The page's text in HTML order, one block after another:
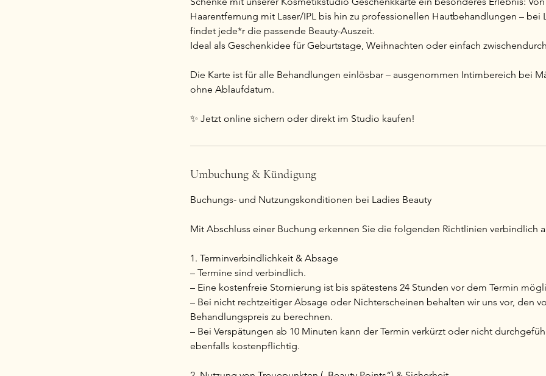
Haarentfernung mit Laser/IPL bis hin zu professionellen Hautbehandlungen – bei
findet jede*r die passende Beauty-Auszeit.
Ideal als Geschenkidee für Geburtstage, Weihnachten oder einfach
Die Karte ist für alle Behandlungen einlösbar – ausgenommen Intimbereich bei
ohne Ablaufdatum.
✨ Jetzt online sichern oder direkt im Studio kaufen!
Umbuchung & Kündigung
Buchungs- und Nutzungskonditionen bei Ladies Beauty
Mit Abschluss einer Buchung erkennen Sie die folgenden Richtlinien verbindlich
1. Terminverbindlichkeit & Absage
– Termine sind verbindlich.
– Eine kostenfreie Stornierung ist bis spätestens 24 Stunden vor dem Termin
– Bei nicht rechtzeitiger Absage oder Nichterscheinen behalten wir uns vor, den
Behandlungspreis zu berechnen.
– Bei Verspätungen ab 10 Minuten kann der Termin verkürzt oder nicht
ebenfalls kostenpflichtig.